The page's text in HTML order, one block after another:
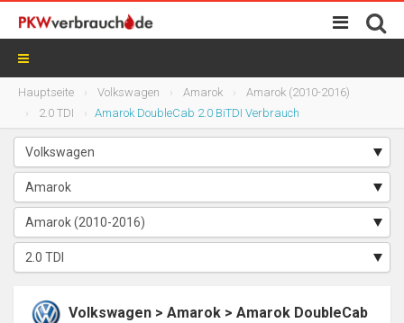
Hauptseite Volkswagen Amarok
Amarok (2010-2016)
2.0 TDI
Amarok DoubleCab 2.0 BiTDI Verbrauch
Volkswagen > Amarok > Amarok DoubleCab